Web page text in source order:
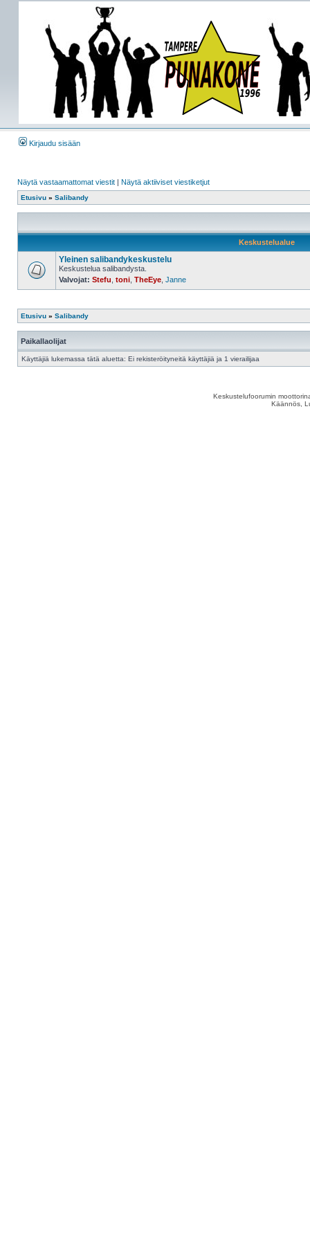
Kirjaudu sisään
Näytä vastaamattomat viestit | Näytä aktiiviset viestiketjut
Etusivu » Salibandy
Keskustelualue
Yleinen salibandykeskustelu
Keskustelua salibandysta.
Valvojat: Stefu toni TheEye Janne
Etusivu » Salibandy
Paikallaolijat
Käyttäjiä lukemassa tätä aluetta: Ei rekisteröityneitä käyttäjiä ja 1 vierailijaa
Keskustelufoorumin
Käännös,